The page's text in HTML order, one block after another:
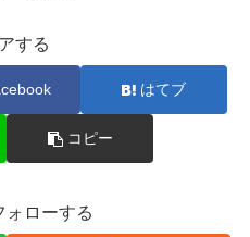
する
はてブ
コピー
ォローする